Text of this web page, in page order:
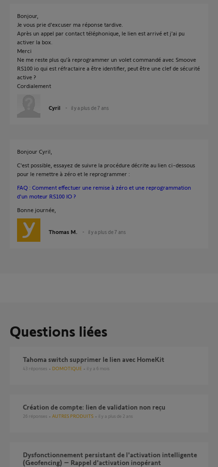
Bonjour,
Je vous prie d'excuser ma réponse tardive.
Après un appel par contact téléphonique, le lien est arrivé et j'ai pu
activer la box.
Merci
Ne me reste plus qu'à reprogrammer un volet commandé avec Smoove
RS100 io qui est réfractaire a être identifier, peut être une clef de sécurité
active ?
Cordialement
Cyril il y a plus de 7 ans
Bonjour Cyril,
C'est possible, essayez de suivre la procédure décrite au lien ci-dessous
pour le remettre à zéro et le reprogrammer :
FAQ : Comment effectuer une remise à zéro et une reprogrammation
d'un moteur RS100 IO ?
Bonne journée,
Thomas M. il y a plus de 7 ans
Questions liées
Tahoma switch supprimer le lien avec HomeKit
43 réponses DOMOTIQUE il y a 6 mois
Création de compte: lien de validation non reçu
26 réponses AUTRES PRODUITS il y a plus de 2 ans
Dysfonctionnement persistant de l'activation intelligente
(Geofencing) – Rappel d'activation inopérant